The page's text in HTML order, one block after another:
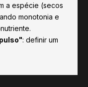
a espécie (secos
monotonia e
: definir um